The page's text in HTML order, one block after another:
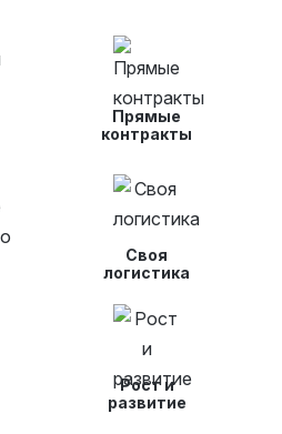
Прямые
контракты
Своя
логистика
Рост и
развитие